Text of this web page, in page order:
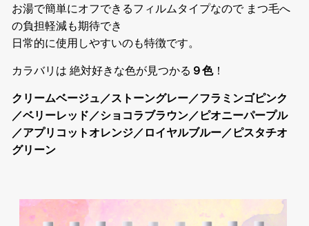
お湯で簡単にオフできるフィルムタイプなので まつ毛へ
の負担軽減も期待でき
日常的に使用しやすいのも特徴です。
カラバリは 絶対好きな色が見つかる ９色！
クリームベージュ／ストーングレー／フラミンゴピンク
／ベリーレッド／ショコラブラウン／ピオニーパープル
／アプリコットオレンジ／ロイヤルブルー／ピスタチオ
グリーン